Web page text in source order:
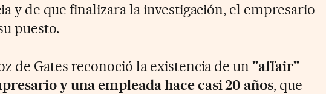
y de que finalizara la investigación, el empresario
puesto.
de Gates reconoció la existencia de un"affair"
y una empleada hace casi 20 años, que